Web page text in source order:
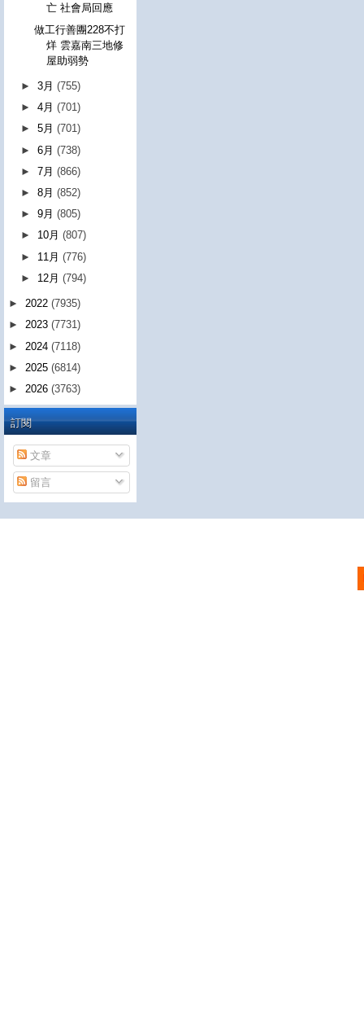
亡 社會局回應
做工行善團228不打
烊 雲嘉南三地修
屋助弱勢
►3月(755)
►4月(701)
►5月(701)
►6月(738)
►7月(866)
►8月(852)
►9月(805)
► 10月(807)
► 11月(776)
► 12月(794)
► 2022 (7935)
► 2023 (7731)
► 2024 (7118)
► 2025 (6814)
► 2026 (3763)
訂閱
文章
留言